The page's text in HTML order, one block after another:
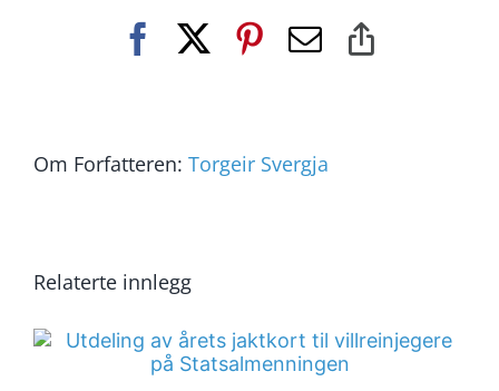
Facebook Pinterest
E-
Om Forfatteren: Torgeir Svergja
Relaterte innlegg